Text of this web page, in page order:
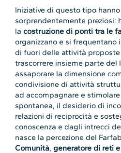
Iniziative di questo tipo
sorprendentemente preziosi:
lacostruzione di ponti tra le
organizzano e si frequentano
di fuori delle attività
trascorrere insieme parte del
assaporare la dimensione
condivisione di attività
ad accompagnare e stimolare
spontanea, il desiderio di
relazioni di reciprocità e
conoscenza e dagli intrecci
nasce la percezione del
Comunità,generatore di reti